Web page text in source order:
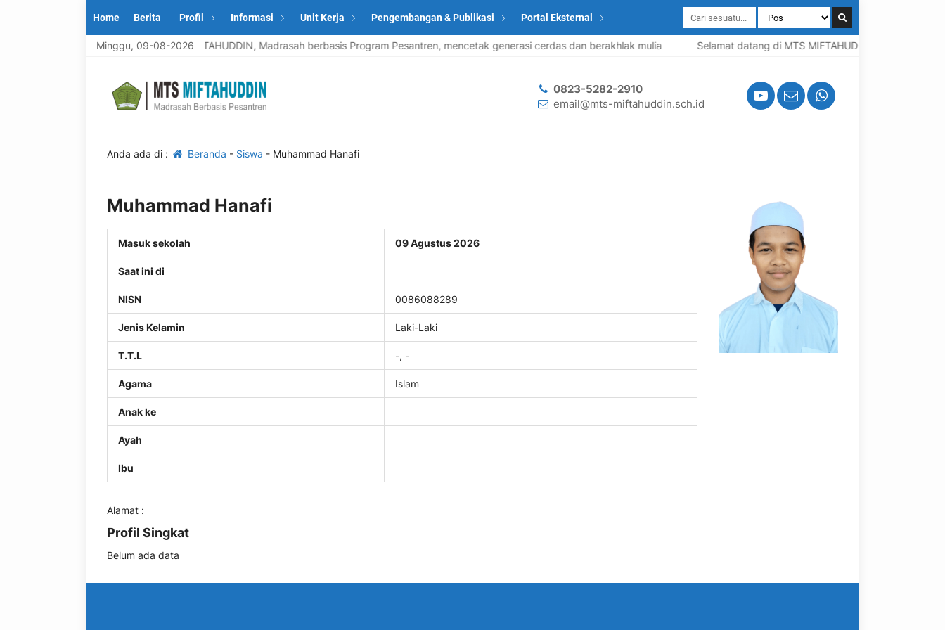
Home Berita Profil Informasi Unit Kerja Pengembangan & Publikasi Portal Eksternal
Minggu, 09-08-2026
Selamat datang di MTS MIFTAHUDDIN, Madrasah berbasis Program Pesantren, mencetak generasi cerdas dan berakhlak mulia Selamat datang di MTS MIFTAHUDDIN, Madrasah
0823-5282-2910
email@mts-miftahuddin.sch.id
Anda ada di : Beranda - Siswa - Muhammad Hanafi
Muhammad Hanafi
Masuk sekolah 09 Agustus 2026
Saat ini di
NISN 0086088289
Jenis Kelamin Laki-Laki
T.T.L -, -
Agama Islam
Anak ke
Ayah
Ibu
Alamat :
Profil Singkat
Belum ada data